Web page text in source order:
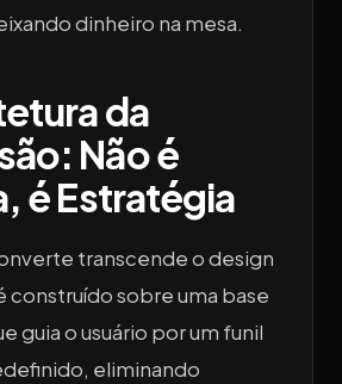
dinheiro na mesa.
da
Não é
é Estratégia
transcende o design
construído sobre uma base
guia o usuário por um funil
eliminando